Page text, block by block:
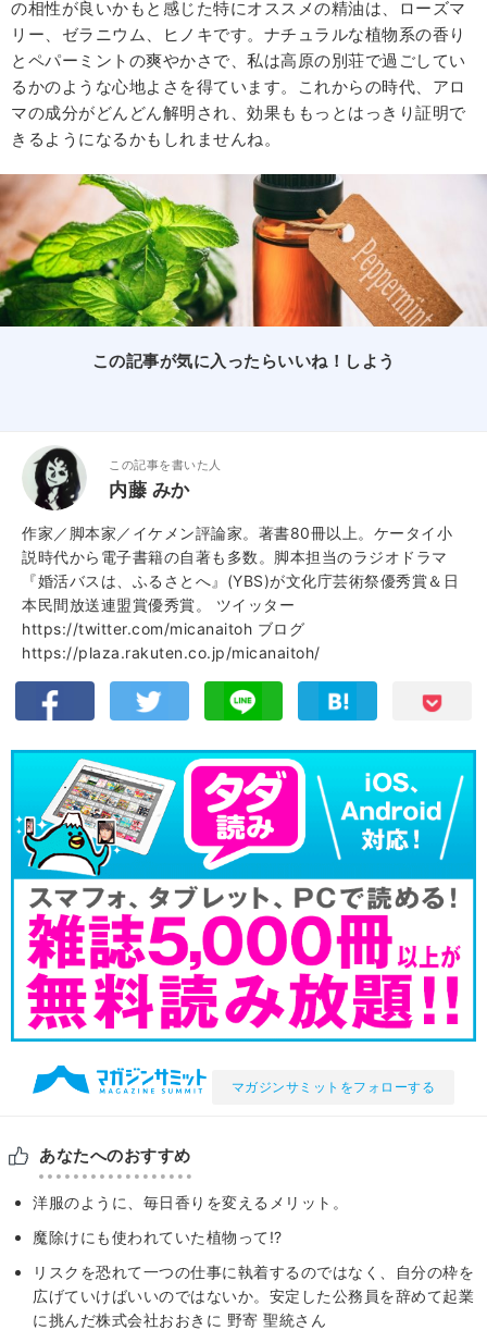
の相性が良いかもと感じた特にオススメの精油は、ローズマ
リー、ゼラニウム、ヒノキです。ナチュラルな植物系の香り
とペパーミントの爽やかさで、私は高原の別荘で過ごしてい
るかのような心地よさを得ています。これからの時代、アロ
マの成分がどんどん解明され、効果ももっとはっきり証明で
きるようになるかもしれませんね。
この記事が気に入ったらいいね！しよう
この記事を書いた人
内藤 みか
作家／脚本家／イケメン評論家。著書80冊以上。ケータイ小
説時代から電子書籍の自著も多数。脚本担当のラジオドラマ
『婚活バスは、ふるさとへ』(YBS)が文化庁芸術祭優秀賞＆日
本民間放送連盟賞優秀賞。 ツイッター
https://twitter.com/micanaitoh ブログ
https://plaza.rakuten.co.jp/micanaitoh/
マガジンサミットをフォローする
あなたへのおすすめ
洋服のように、毎日香りを変えるメリット。
魔除けにも使われていた植物って!?
リスクを恐れて一つの仕事に執着するのではなく、自分の枠を
広げていけばいいのではないか。安定した公務員を辞めて起業
に挑んだ株式会社おおきに 野寄 聖統さん